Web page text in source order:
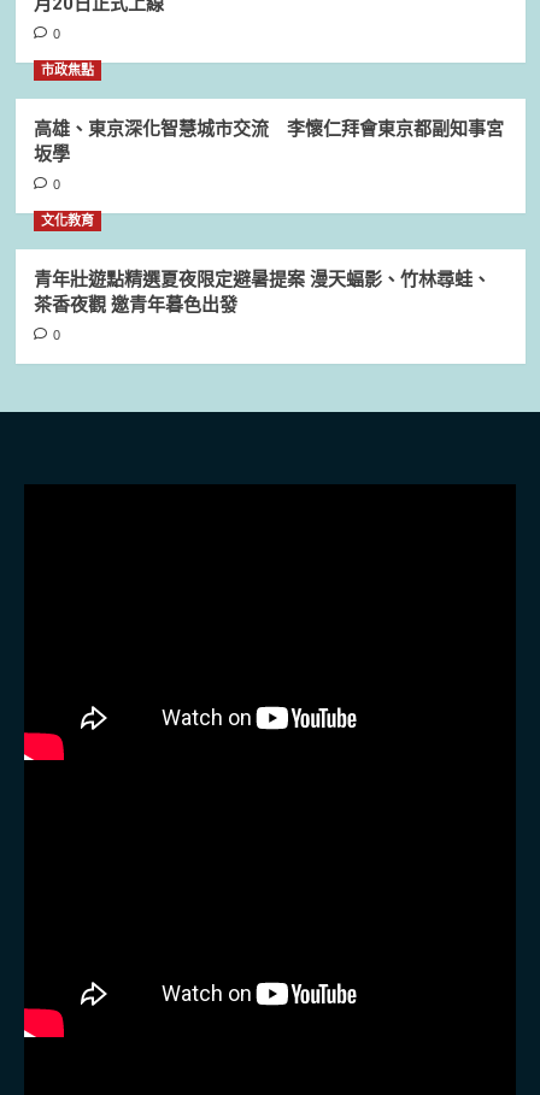
0
市政焦點
高雄、東京深化智慧城市交流 李懷仁拜會東京都副知事宮
坂學
0
文化教育
青年壯遊點精選夏夜限定避暑提案 漫天蝠影、竹林尋蛙、
茶香夜觀 邀青年暮色出發
0